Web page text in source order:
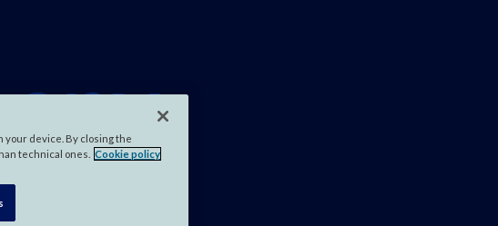
.
your device. By closing the
technical ones.
Cookie policy